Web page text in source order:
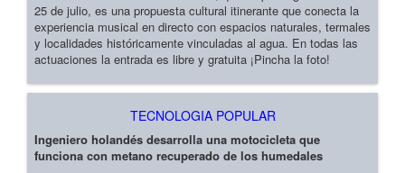
25 de julio, es una propuesta cultural itinerante que conecta la
experiencia musical en directo con espacios naturales, termales
y localidades históricamente vinculadas al agua. En todas las
actuaciones la entrada es libre y gratuita ¡Pincha la foto!
TECNOLOGIA POPULAR
Ingeniero holandés desarrolla una motocicleta que
funciona con metano recuperado de los humedales